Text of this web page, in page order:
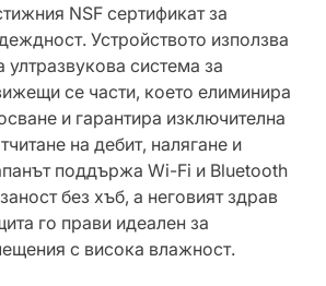
NSF сертификат за
Устройството използва
система за
се части, което елиминира
и гарантира изключителна
на дебит, налягане и
поддържа Wi-Fi и Bluetooth
без хъб, а неговият здрав
го прави идеален за
с висока влажност.